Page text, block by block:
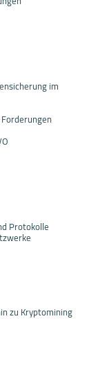
im
Protokolle
zu Kryptomining